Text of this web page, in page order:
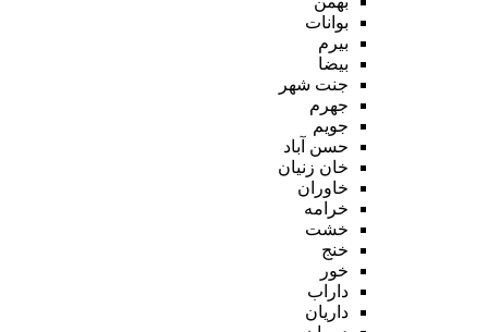
بوانات
بیرم
بیضا
جنت شهر
جهرم
جویم
حسن آباد
خان زنیان
خاوران
خرامه
خشت
خنج
خور
داراب
داریان